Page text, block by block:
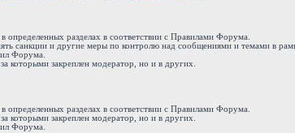
определенных разделах в соответствии с Правилами Форума.
санкции и другие меры по контролю над сообщениями и темами в
Форума.
которыми закреплен модератор, но и в других.
определенных разделах в соответствии с Правилами Форума.
которыми закреплен модератор, но и в других.
Форума.